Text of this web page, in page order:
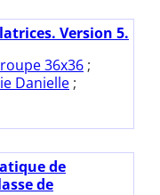
Version 5.
36x36 ;
Danielle ;
de
de